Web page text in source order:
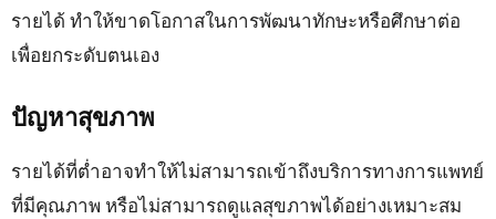
รายได้ ทำให้ขาดโอกาสในการพัฒนาทักษะหรือศึกษาต่อ
เพื่อยกระดับตนเอง
ปัญหาสุขภาพ
รายได้ที่ต่ำอาจทำให้ไม่สามารถเข้าถึงบริการทางการแพทย์
ที่มีคุณภาพ หรือไม่สามารถดูแลสุขภาพได้อย่างเหมาะสม